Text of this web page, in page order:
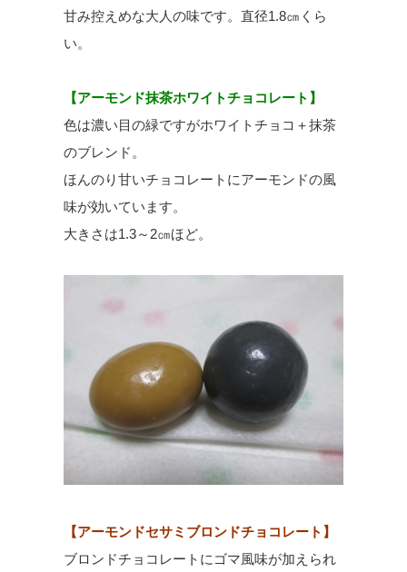
甘み控えめな大人の味です。直径1.8㎝くら
い。
【アーモンド抹茶ホワイトチョコレート】
色は濃い目の緑ですがホワイトチョコ＋抹茶
のブレンド。
ほんのり甘いチョコレートにアーモンドの風
味が効いています。
大きさは1.3～2㎝ほど。
【アーモンドセサミブロンドチョコレート】
ブロンドチョコレートにゴマ風味が加えられ